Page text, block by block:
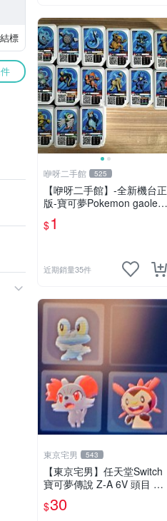
標
咿呀二手館 525
【咿呀二手館】-全新機台正
版-寶可夢Pokemon gaole-
混各彈寶可夢卡匣- 二星隨
機款、2星不挑款、隨機出
$1
近期銷量35件
東京宅男 543
【東京宅男】任天堂Switch
寶可夢傳說 Z-A 6V 頭目 色
違 XY版御三家 一隻30元
$30